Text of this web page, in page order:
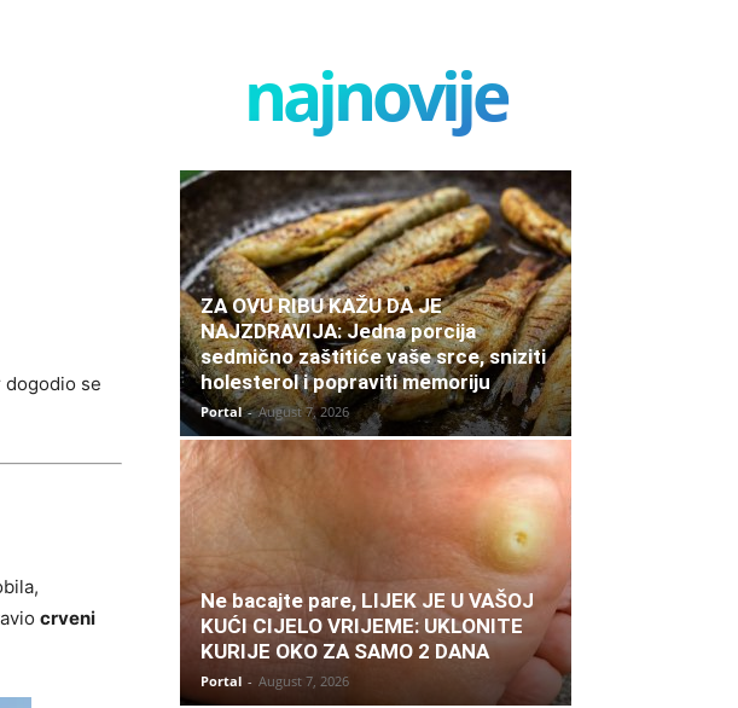
dogodio se
crveni
najnovije
ZA OVU RIBU KAŽU DA JE
NAJZDRAVIJA: Jedna porcija
sedmično zaštitiće vaše srce, sniziti
holesterol i popraviti memoriju
Portal - August 7, 2026
Ne bacajte pare, LIJEK JE U VAŠOJ
KUĆI CIJELO VRIJEME: UKLONITE
KURIJE OKO ZA SAMO 2 DANA
Portal - August 7, 2026